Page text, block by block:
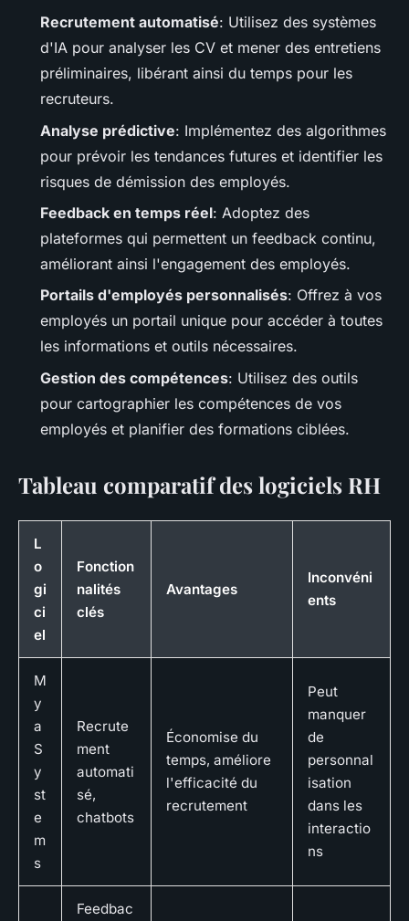
Recrutement automatisé: Utilisez des systèmes
d'IA pour analyser les CV et mener des entretiens
préliminaires, libérant ainsi du temps pour les
recruteurs.
Analyse prédictive: Implémentez des algorithmes
pour prévoir les tendances futures et identifier les
risques de démission des employés.
Feedback en temps réel: Adoptez des
plateformes qui permettent un feedback continu,
améliorant ainsi l'engagement des employés.
Portails d'employés personnalisés: Offrez à vos
employés un portail unique pour accéder à toutes
les informations et outils nécessaires.
Gestion des compétences: Utilisez des outils
pour cartographier les compétences de vos
employés et planifier des formations ciblées.
Tableau comparatif des logiciels RH
L
o
gi
ci
el
Fonction
nalités
clés
Avantages
Inconvéni
ents
M
y
a
S
y
st
e
m
s
Recrute
ment
automati
sé,
chatbots
Économise du
temps, améliore
l'efficacité du
recrutement
Peut
manquer
de
personnal
isation
dans les
interactio
ns
Feedbac